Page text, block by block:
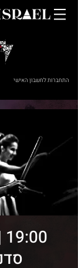
התחברות לחשבון האישי